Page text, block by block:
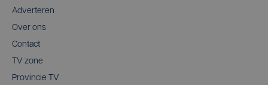
Adverteren
Over ons
Contact
TV zone
Provincie TV